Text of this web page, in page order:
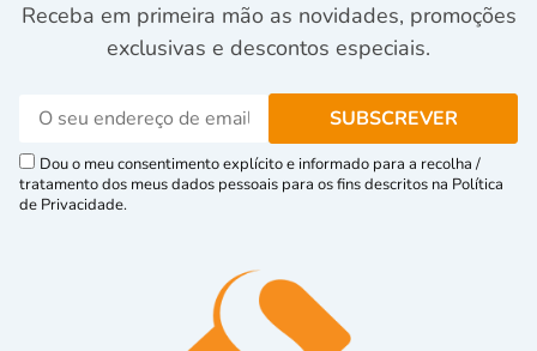
Receba em primeira mão as novidades, promoções
exclusivas e descontos especiais.
Dou o meu consentimento explícito e informado para a recolha /
tratamento dos meus dados pessoais para os fins descritos na Política
de Privacidade.